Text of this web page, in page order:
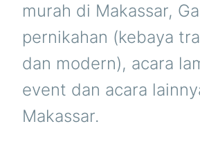
murah di Makassar,
pernikahan (kebaya
dan modern), acara
event dan acara
Makassar.